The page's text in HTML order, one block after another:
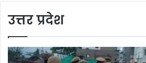
उत्तर प्रदेश